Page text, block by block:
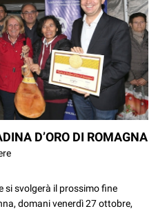
D’ORO DI ROMAGNA
si svolgerà il prossimo fine
domani venerdì 27 ottobre,